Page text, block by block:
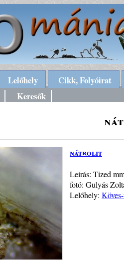
Lelőhely
Cikk, Folyóirat
Keresők
nátrolit
Leírás: Tized
fotó: Gulyás
Lelőhely: